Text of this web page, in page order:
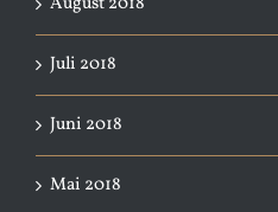
Juli 2018
Juni 2018
Mai 2018